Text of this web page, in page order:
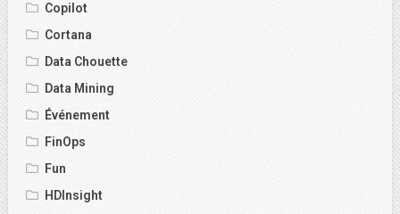
Copilot
Cortana
Data Chouette
Data Mining
Événement
FinOps
Fun
HDInsight